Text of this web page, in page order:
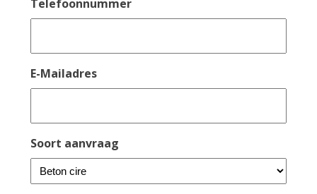
Telefoonnummer
E-Mailadres
Soort aanvraag